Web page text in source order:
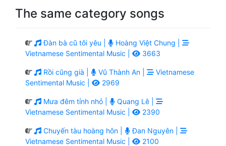
The same category songs
Đàn bà cũ tôi yêu |
Hoàng Việt Chung |
Vietnamese Sentimental Music |
3663
Rồi cũng già | Vũ Thành An |
Vietnamese
Sentimental Music |
2969
Mưa đêm tỉnh nhỏ |
Quang Lê |
Vietnamese Sentimental Music |
2390
Chuyến tàu hoàng hôn |
Đan Nguyên |
Vietnamese Sentimental Music |
2100